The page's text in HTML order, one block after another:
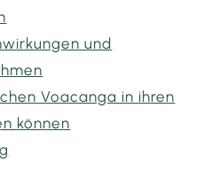
und
Voacanga in ihren
können